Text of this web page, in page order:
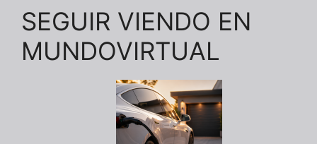
SEGUIR VIENDO EN
MUNDOVIRTUAL